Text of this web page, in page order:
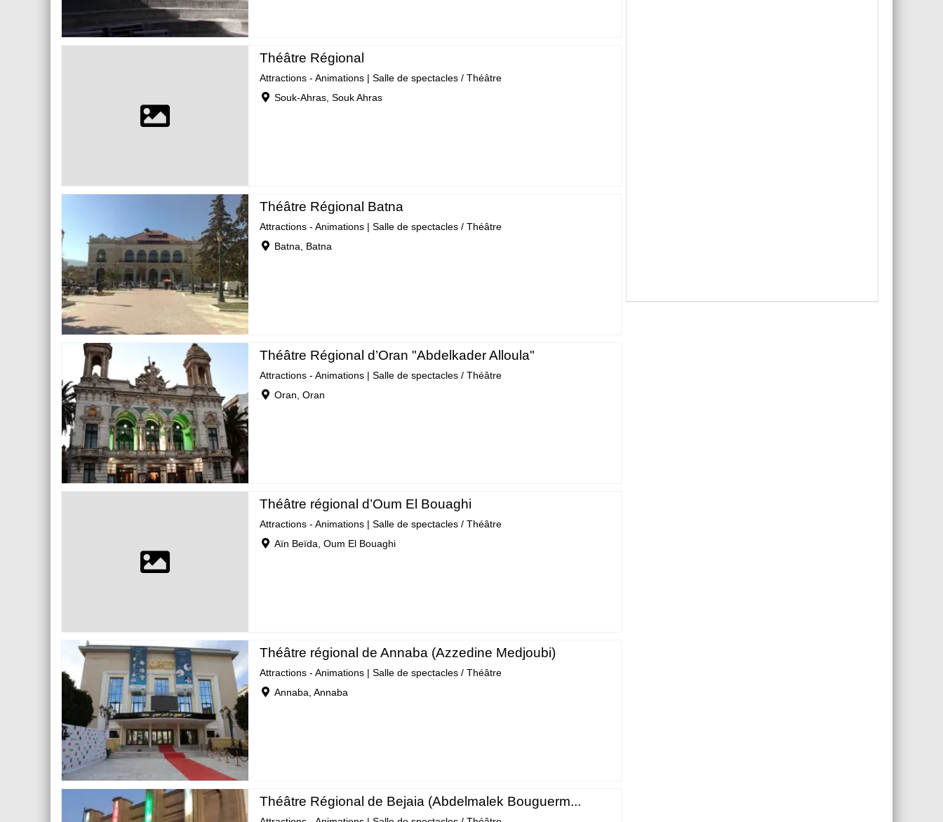
Théâtre Régional
Attractions - Animations| Salle de spectacles / Théâtre
Souk-Ahras, Souk Ahras
Théâtre Régional Batna
Attractions - Animations| Salle de spectacles / Théâtre
Batna, Batna
Théâtre Régional d’Oran "Abdelkader Alloula"
Attractions - Animations| Salle de spectacles / Théâtre
Oran, Oran
Théâtre régional d’Oum El Bouaghi
Attractions - Animations| Salle de spectacles / Théâtre
Aïn Beïda, Oum El Bouaghi
Théâtre régional de Annaba (Azzedine Medjoubi)
Attractions - Animations| Salle de spectacles / Théâtre
Annaba, Annaba
Théâtre Régional de Bejaia (Abdelmalek Bouguerm...